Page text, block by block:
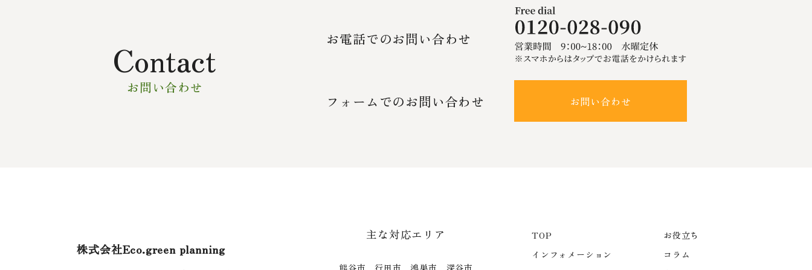
Contact
お問い合わせ
お電話でのお問い合わせ
フォームでのお問い合わせ お問い合わせ
株式会社Eco.green planning
主な対応エリア
TOP
インフォメーション
お役立ち
コラム